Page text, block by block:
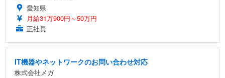
愛知県
月給31万900円～50万円
正社員
IT機器やネットワークのお問い合わせ対応
株式会社メガ